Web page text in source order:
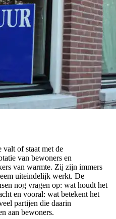
valt of staat met de
van bewoners en
van warmte. Zij zijn immers
uiteindelijk werkt. De
nog vragen op: wat houdt het
en vooral: wat betekent het
partijen die daarin
aan bewoners.